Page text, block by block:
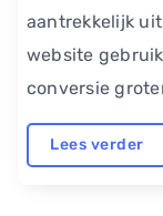
aantrekkelijk
website
conversie
Lees verder